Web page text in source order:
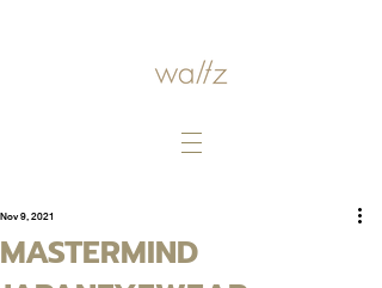
MASTERMIND
Nov 9, 2021